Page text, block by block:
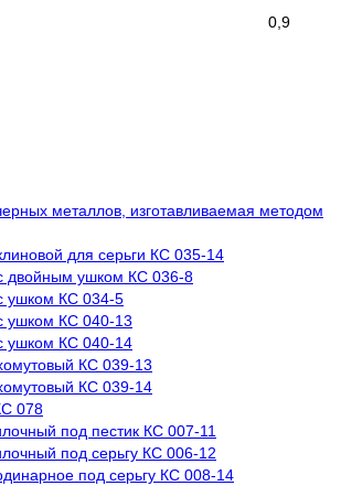
0,9
металлов, изготавливаемая методом
для серьги КС 035-14
двойным ушком КС 036-8
ушком КС 034-5
ушком КС 040-13
ушком КС 040-14
КС 039-13
КС 039-14
078
под пестик КС 007-11
под серьгу КС 006-12
под серьгу КС 008-14